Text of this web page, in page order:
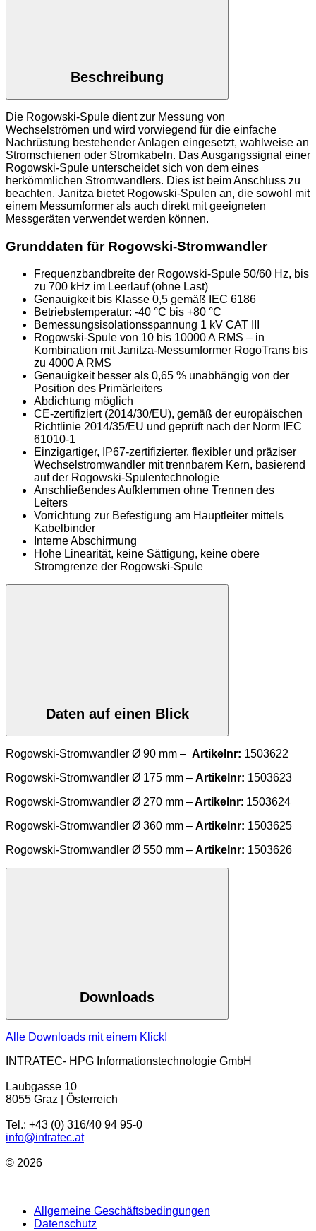
Beschreibung
Die Rogowski-Spule dient zur Messung von
Wechselströmen und wird vorwiegend für die einfache
Nachrüstung bestehender Anlagen eingesetzt, wahlweise an
Stromschienen oder Stromkabeln. Das Ausgangssignal einer
Rogowski-Spule unterscheidet sich von dem eines
herkömmlichen Stromwandlers. Dies ist beim Anschluss zu
beachten. Janitza bietet Rogowski-Spulen an, die sowohl mit
einem Messumformer als auch direkt mit geeigneten
Messgeräten verwendet werden können.
Grunddaten für Rogowski-Stromwandler
Frequenzbandbreite der Rogowski-Spule 50/60 Hz, bis
zu 700 kHz im Leerlauf (ohne Last)
Genauigkeit bis Klasse 0,5 gemäß IEC 6186
Betriebstemperatur: -40 °C bis +80 °C
Bemessungsisolationsspannung 1 kV CAT III
Rogowski-Spule von 10 bis 10000 A RMS – in
Kombination mit Janitza-Messumformer RogoTrans bis
zu 4000 A RMS
Genauigkeit besser als 0,65 % unabhängig von der
Position des Primärleiters
Abdichtung möglich
CE-zertifiziert (2014/30/EU), gemäß der europäischen
Richtlinie 2014/35/EU und geprüft nach der Norm IEC
61010-1
Einzigartiger, IP67-zertifizierter, flexibler und präziser
Wechselstromwandler mit trennbarem Kern, basierend
auf der Rogowski-Spulentechnologie
Anschließendes Aufklemmen ohne Trennen des
Leiters
Vorrichtung zur Befestigung am Hauptleiter mittels
Kabelbinder
Interne Abschirmung
Hohe Linearität, keine Sättigung, keine obere
Stromgrenze der Rogowski-Spule
Daten auf einen Blick
Rogowski-Stromwandler Ø 90 mm – Artikelnr: 1503622
Rogowski-Stromwandler Ø 175 mm – Artikelnr: 1503623
Rogowski-Stromwandler Ø 270 mm –Artikelnr: 1503624
Rogowski-Stromwandler Ø 360 mm – Artikelnr: 1503625
Rogowski-Stromwandler Ø 550 mm – Artikelnr: 1503626
Downloads
Alle Downloads mit einem Klick!
INTRATEC- HPG Informationstechnologie GmbH
Laubgasse 10
8055 Graz | Österreich
Tel.: +43 (0) 316/40 94 95-0
info@intratec.at
© 2026
Allgemeine Geschäftsbedingungen
Datenschutz